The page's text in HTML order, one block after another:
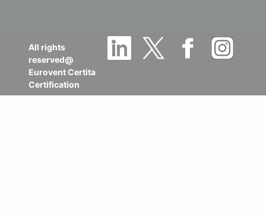
All rights
reserved@
Eurovent Certita
Certification